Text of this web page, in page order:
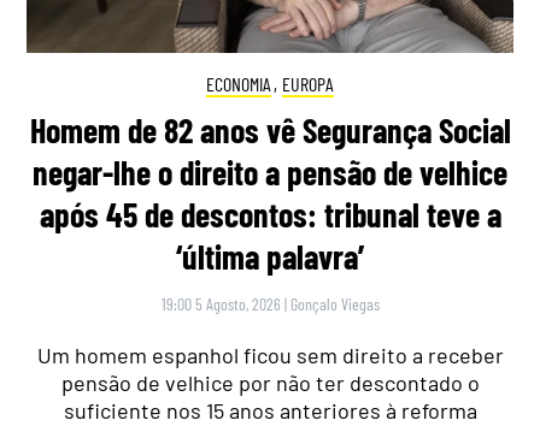
ECONOMIA , EUROPA
Homem de 82 anos vê Segurança Social
negar-lhe o direito a pensão de velhice
após 45 de descontos: tribunal teve a
‘última palavra’
19:00 5 Agosto, 2026 | Gonçalo Viegas
Um homem espanhol ficou sem direito a receber
pensão de velhice por não ter descontado o
suficiente nos 15 anos anteriores à reforma